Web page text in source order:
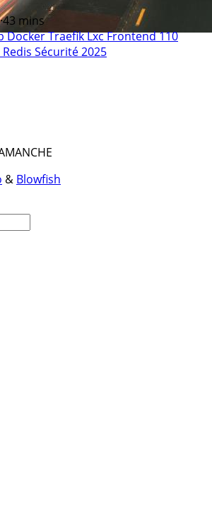
·43 mins
DockerTraefikLxcFrontend110
Redis Sécurité2025
& Blowfish